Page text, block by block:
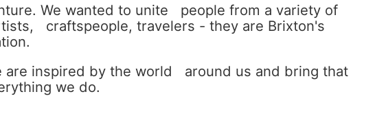
We wanted to unite people from a variety of
craftspeople, travelers - they are Brixton's
are inspired by the world around us and bring that
we do.